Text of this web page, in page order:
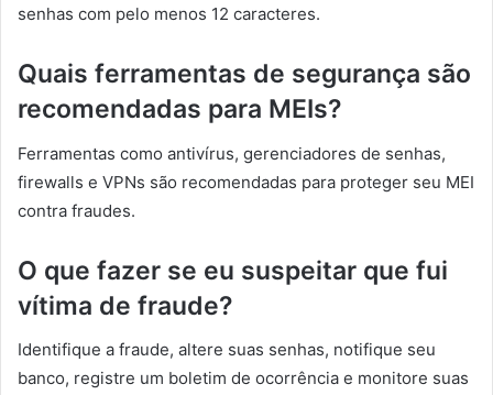
senhas com pelo menos 12 caracteres.
Quais ferramentas de segurança são
recomendadas para MEIs?
Ferramentas como antivírus, gerenciadores de senhas,
firewalls e VPNs são recomendadas para proteger seu MEI
contra fraudes.
O que fazer se eu suspeitar que fui
vítima de fraude?
Identifique a fraude, altere suas senhas, notifique seu
banco, registre um boletim de ocorrência e monitore suas